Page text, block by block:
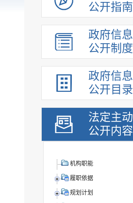
公开指南
政府信息
公开制度
政府信息
公开目录
法定主动
公开内容
机构职能
履职依据
规划计划